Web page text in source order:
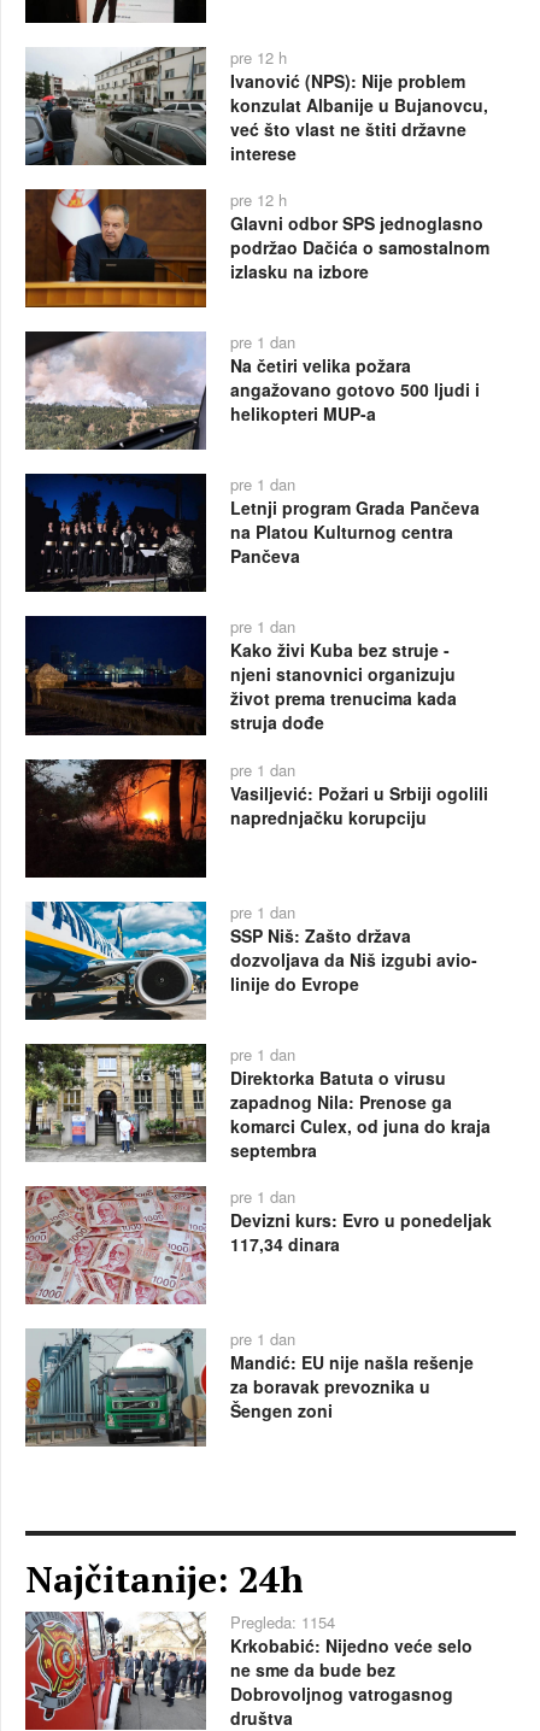
pre 12 h
Ivanović (NPS): Nije problem
konzulat Albanije u Bujanovcu,
već što vlast ne štiti državne
interese
pre 12 h
Glavni odbor SPS jednoglasno
podržao Dačića o samostalnom
izlasku na izbore
pre 1 dan
Na četiri velika požara
angažovano gotovo 500 ljudi i
helikopteri MUP-a
pre 1 dan
Letnji program Grada Pančeva
na Platou Kulturnog centra
Pančeva
pre 1 dan
Kako živi Kuba bez struje -
njeni stanovnici organizuju
život prema trenucima kada
struja dođe
pre 1 dan
Vasiljević: Požari u Srbiji ogolili
naprednjačku korupciju
pre 1 dan
SSP Niš: Zašto država
dozvoljava da Niš izgubi avio-
linije do Evrope
pre 1 dan
Direktorka Batuta o virusu
zapadnog Nila: Prenose ga
komarci Culex, od juna do kraja
septembra
pre 1 dan
Devizni kurs: Evro u ponedeljak
117,34 dinara
pre 1 dan
Mandić: EU nije našla rešenje
za boravak prevoznika u
Šengen zoni
Najčitanije: 24h
Pregleda: 1154
Krkobabić: Nijedno veće selo
ne sme da bude bez
Dobrovoljnog vatrogasnog
društva